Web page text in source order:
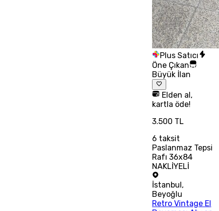
Plus Satıcı
Öne Çıkan
Büyük İlan
Elden al,
kartla öde!
3.500 TL
6 taksit
Paslanmaz Tepsi
Rafı 36x84
NAKLİYELİ
İstanbul,
Beyoğlu
Retro Vintage El